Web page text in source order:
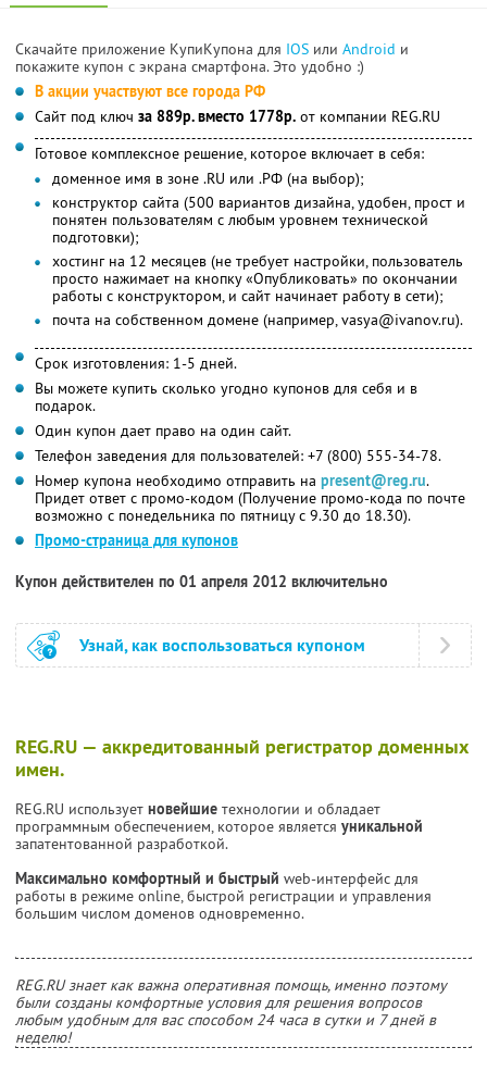
Скачайте приложение КупиКупона для IOS или Android и
покажите купон с экрана смартфона. Это удобно :)
В акции участвуют все города РФ
Сайт под ключ за 889р. вместо 1778р. от компании REG.RU
Готовое комплексное решение, которое включает в себя:
доменное имя в зоне .RU или .РФ (на выбор);
конструктор сайта (500 вариантов дизайна, удобен, прост и
понятен пользователям с любым уровнем технической
подготовки);
хостинг на 12 месяцев (не требует настройки, пользователь
просто нажимает на кнопку «Опубликовать» по окончании
работы с конструктором, и сайт начинает работу в сети);
почта на собственном домене (например, vasya@ivanov.ru).
Срок изготовления: 1-5 дней.
Вы можете купить сколько угодно купонов для себя и в
подарок.
Один купон дает право на один сайт.
Телефон заведения для пользователей: +7 (800) 555-34-78.
Номер купона необходимо отправить на present@reg.ru.
Придет ответ с промо-кодом (Получение промо-кода по почте
возможно с понедельника по пятницу с 9.30 до 18.30).
Промо-страница для купонов
Купон действителен по 01 апреля 2012 включительно
Узнай, как воспользоваться купоном
REG.RU — аккредитованный регистратор доменных
имен.
REG.RU использует новейшие технологии и обладает
программным обеспечением, которое является уникальной
запатентованной разработкой.
Максимально комфортный и быстрый web-интерфейс для
работы в режиме online, быстрой регистрации и управления
большим числом доменов одновременно.
REG.RU знает как важна оперативная помощь, именно поэтому
были созданы комфортные условия для решения вопросов
любым удобным для вас способом 24 часа в сутки и 7 дней в
неделю!